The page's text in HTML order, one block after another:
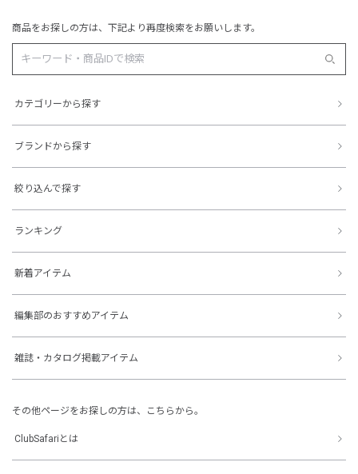
商品をお探しの方は、下記より再度検索をお願いします。
カテゴリーから探す
ブランドから探す
絞り込んで探す
ランキング
新着アイテム
編集部のおすすめアイテム
雑誌・カタログ掲載アイテム
その他ページをお探しの方は、こちらから。
ClubSafariとは